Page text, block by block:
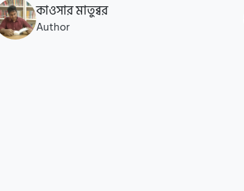
কাওসার মাতুব্বর
Author